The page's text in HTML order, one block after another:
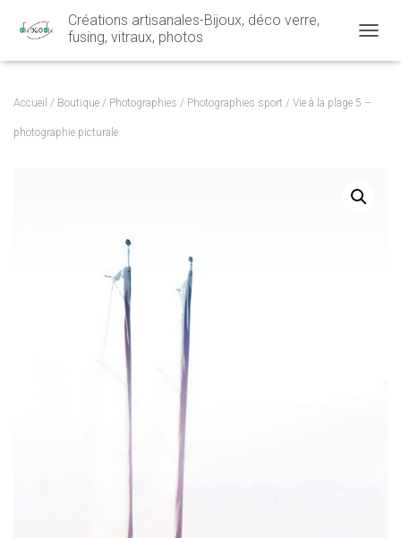
Créations artisanales-Bijoux, déco verre,
fusing, vitraux, photos
Accueil / Boutique / Photographies / Photographies sport / Vie à la plage 5 –
photographie picturale